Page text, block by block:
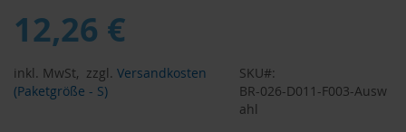
12,26 €
inkl. MwSt, zzgl. Versandkosten
(Paketgröße - S)
SKU
BR-026-D011-F003-Ausw
ahl